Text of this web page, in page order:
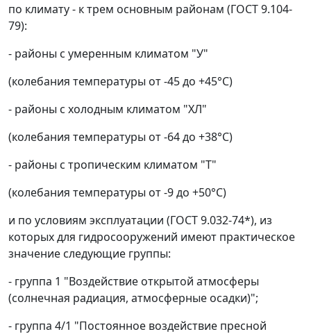
по климату - к трем основным районам (ГОСТ 9.104-
79):
- районы с умеренным климатом "У"
(колебания температуры от -45 до +45°C)
- районы с холодным климатом "ХЛ"
(колебания температуры от -64 до +38°C)
- районы с тропическим климатом "Т"
(колебания температуры от -9 до +50°C)
и по условиям эксплуатации (ГОСТ 9.032-74*), из
которых для гидросооружений имеют практическое
значение следующие группы:
- группа 1 "Воздействие открытой атмосферы
(солнечная радиация, атмосферные осадки)";
- группа 4/1 "Постоянное воздействие пресной